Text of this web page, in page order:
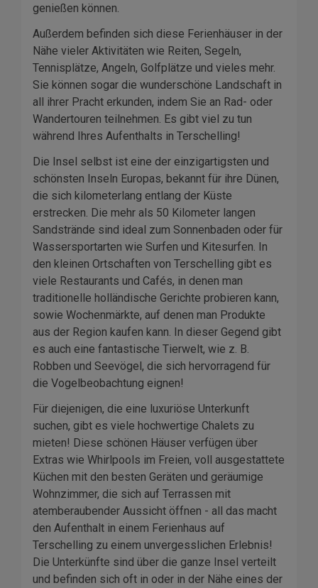
genießen können.
Außerdem befinden sich diese Ferienhäuser in der
Nähe vieler Aktivitäten wie Reiten, Segeln,
Tennisplätze, Angeln, Golfplätze und vieles mehr.
Sie können sogar die wunderschöne Landschaft in
all ihrer Pracht erkunden, indem Sie an Rad- oder
Wandertouren teilnehmen. Es gibt viel zu tun
während Ihres Aufenthalts in Terschelling!
Die Insel selbst ist eine der einzigartigsten und
schönsten Inseln Europas, bekannt für ihre Dünen,
die sich kilometerlang entlang der Küste
erstrecken. Die mehr als 50 Kilometer langen
Sandstrände sind ideal zum Sonnenbaden oder für
Wassersportarten wie Surfen und Kitesurfen. In
den kleinen Ortschaften von Terschelling gibt es
viele Restaurants und Cafés, in denen man
traditionelle holländische Gerichte probieren kann,
sowie Wochenmärkte, auf denen man Produkte
aus der Region kaufen kann. In dieser Gegend gibt
es auch eine fantastische Tierwelt, wie z. B.
Robben und Seevögel, die sich hervorragend für
die Vogelbeobachtung eignen!
Für diejenigen, die eine luxuriöse Unterkunft
suchen, gibt es viele hochwertige Chalets zu
mieten! Diese schönen Häuser verfügen über
Extras wie Whirlpools im Freien, voll ausgestattete
Küchen mit den besten Geräten und geräumige
Wohnzimmer, die sich auf Terrassen mit
atemberaubender Aussicht öffnen - all das macht
den Aufenthalt in einem Ferienhaus auf
Terschelling zu einem unvergesslichen Erlebnis!
Die Unterkünfte sind über die ganze Insel verteilt
und befinden sich oft in oder in der Nähe eines der